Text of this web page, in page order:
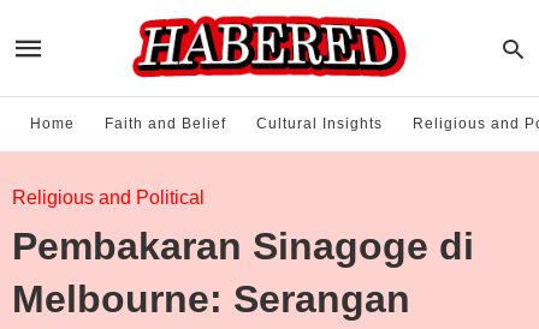
Home Faith and Belief Cultural Insights Religious and
Religious and Political
Pembakaran Sinagoge di
Melbourne: Serangan